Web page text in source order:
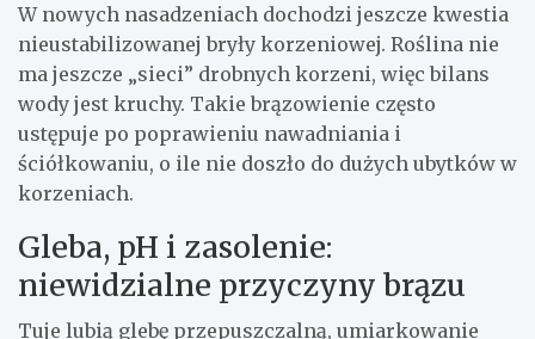
W nowych nasadzeniach dochodzi jeszcze kwestia
nieustabilizowanej bryły korzeniowej. Roślina nie
ma jeszcze „sieci” drobnych korzeni, więc bilans
wody jest kruchy. Takie brązowienie często
ustępuje po poprawieniu nawadniania i
ściółkowaniu, o ile nie doszło do dużych ubytków w
korzeniach.
Gleba, pH i zasolenie:
niewidzialne przyczyny brązu
Tuje lubią glebę przepuszczalną, umiarkowanie